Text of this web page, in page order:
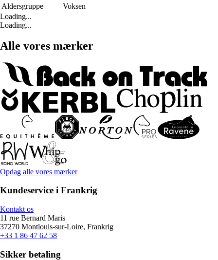
Aldersgruppe
Voksen
Loading...
Loading...
Alle vores mærker
Opdag alle vores mærker
Kundeservice i Frankrig
Kontakt os
11 rue Bernard Maris
37270 Montlouis-sur-Loire, Frankrig
+33 1 86 47 62 58
Sikker betaling